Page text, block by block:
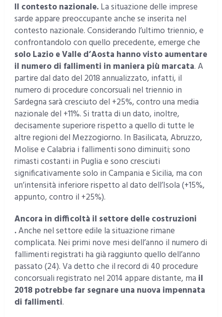
Il contesto nazionale.La situazione delle imprese
sarde appare preoccupante anche se inserita nel
contesto nazionale. Considerando l’ultimo triennio, e
confrontandolo con quello precedente, emerge che
solo Lazio e Valle d’Aosta hanno visto aumentare
il numero di fallimenti in maniera più marcata. A
partire dal dato del 2018 annualizzato, infatti, il
numero di procedure concorsuali nel triennio in
Sardegna sarà cresciuto del +25%, contro una media
nazionale del +11%. Si tratta di un dato, inoltre,
decisamente superiore rispetto a quello di tutte le
altre regioni del Mezzogiorno. In Basilicata, Abruzzo,
Molise e Calabria i fallimenti sono diminuiti; sono
rimasti costanti in Puglia e sono cresciuti
significativamente solo in Campania e Sicilia, ma con
un’intensità inferiore rispetto al dato dell’Isola (+15%,
appunto, contro il +25%).
Ancora in difficoltà il settore delle costruzioni
.Anche nel settore edile la situazione rimane
complicata. Nei primi nove mesi dell’anno il numero di
fallimenti registrati ha già raggiunto quello dell’anno
passato (24). Va detto che il record di 40 procedure
concorsuali registrato nel 2014 appare distante, ma il
2018 potrebbe far segnare una nuova impennata
di fallimenti.